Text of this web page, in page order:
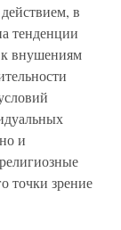
в
тенденции
к внушениям
и
точки зрение